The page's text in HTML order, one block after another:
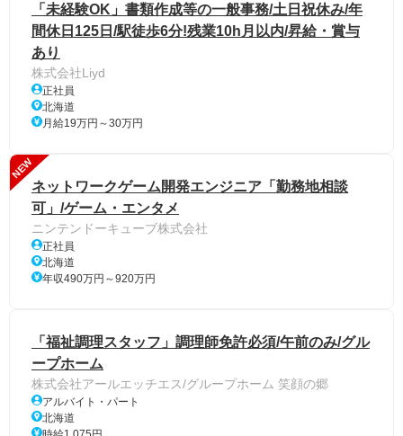
「未経験OK」書類作成等の一般事務/土日祝休み/年
間休日125日/駅徒歩6分!残業10h月以内/昇給・賞与
あり
株式会社Liyd
正社員
北海道
月給19万円～30万円
NEW
ネットワークゲーム開発エンジニア「勤務地相談
可」/ゲーム・エンタメ
ニンテンドーキューブ株式会社
正社員
北海道
年収490万円～920万円
「福祉調理スタッフ」調理師免許必須/午前のみ/グル
ープホーム
株式会社アールエッチエス/グループホーム 笑顔の郷
アルバイト・パート
北海道